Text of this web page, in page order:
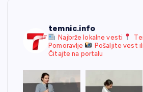
temnic.info
Najbrže lokalne vesti
Pomoravlje
Pošaljite vest
Čitajte na portalu